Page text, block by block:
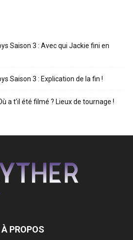
Saison 3 : Avec qui Jackie fini en
Saison 3 : Explication de la fin !
a t’il été filmé ? Lieux de tournage !
À PROPOS